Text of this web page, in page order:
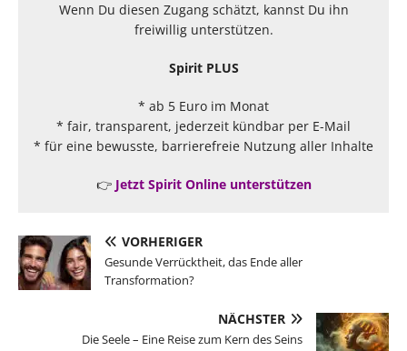
Wenn Du diesen Zugang schätzt, kannst Du ihn
freiwillig unterstützen.
Spirit PLUS
* ab 5 Euro im Monat
* fair, transparent, jederzeit kündbar per E-Mail
* für eine bewusste, barrierefreie Nutzung aller Inhalte
👉 Jetzt Spirit Online unterstützen
VORHERIGER
Gesunde Verrücktheit, das Ende aller
Transformation?
NÄCHSTER
Die Seele – Eine Reise zum Kern des Seins